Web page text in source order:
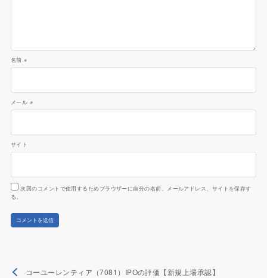
名前※
メール ※
サイト
次回のコメントで使用するためブラウザーに自分の名前、メールアドレス、サイトを保存す
る。
コーユーレンティア（7081）IPOの評価【新規上場承認】